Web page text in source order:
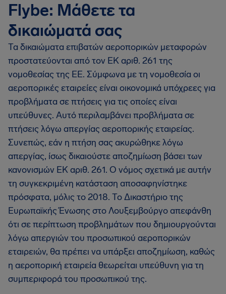
Flybe: Μάθετε τα
δικαιώματά σας
Τα δικαιώματα επιβατών αεροπορικών μεταφορών
προστατεύονται από τον ΕΚ αριθ. 261 της
νομοθεσίας της ΕΕ. Σύμφωνα με τη νομοθεσία οι
αεροπορικές εταιρείες είναι οικονομικά υπόχρεες για
προβλήματα σε πτήσεις για τις οποίες είναι
υπεύθυνες. Αυτό περιλαμβάνει προβλήματα σε
πτήσεις λόγω απεργίας αεροπορικής εταιρείας.
Συνεπώς, εάν η πτήση σας ακυρώθηκε λόγω
απεργίας, ίσως δικαιούστε αποζημίωση βάσει των
κανονισμών ΕΚ αριθ. 261. Ο νόμος σχετικά με αυτήν
τη συγκεκριμένη κατάσταση αποσαφηνίστηκε
πρόσφατα, μόλις το 2018. Το Δικαστήριο της
Ευρωπαϊκής Ένωσης στο Λουξεμβούργο απεφάνθη
ότι σε περίπτωση προβλημάτων που δημιουργούνται
λόγω απεργιών του προσωπικού αεροπορικών
εταιρειών, θα πρέπει να υπάρξει αποζημίωση, καθώς
η αεροπορική εταιρεία θεωρείται υπεύθυνη για τη
συμπεριφορά του προσωπικού της.